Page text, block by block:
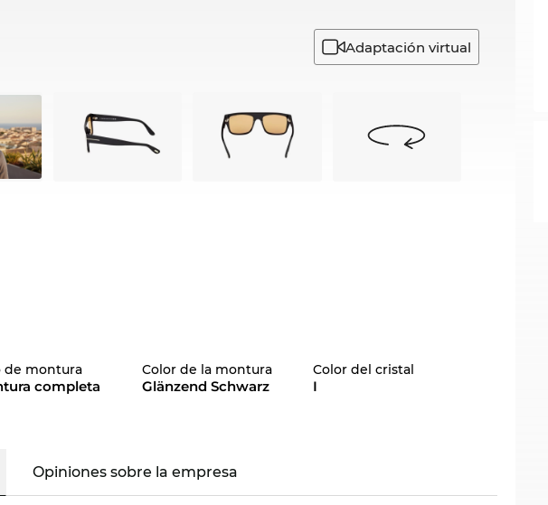
Adaptación virtual
de montura
completa
Color de la montura
Glänzend Schwarz
Color del cristal
I
Opiniones sobre la empresa